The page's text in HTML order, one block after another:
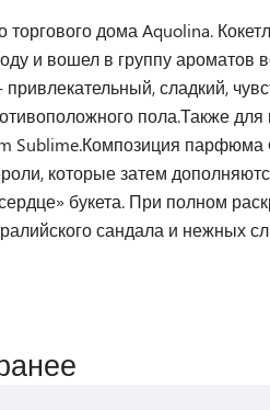
дома Aquolina.
и вошел в группу ароматов
сладкий,
пола.Также для
Sublime.Композиция парфюма
которые затем
букета. При полном
сандала и нежных